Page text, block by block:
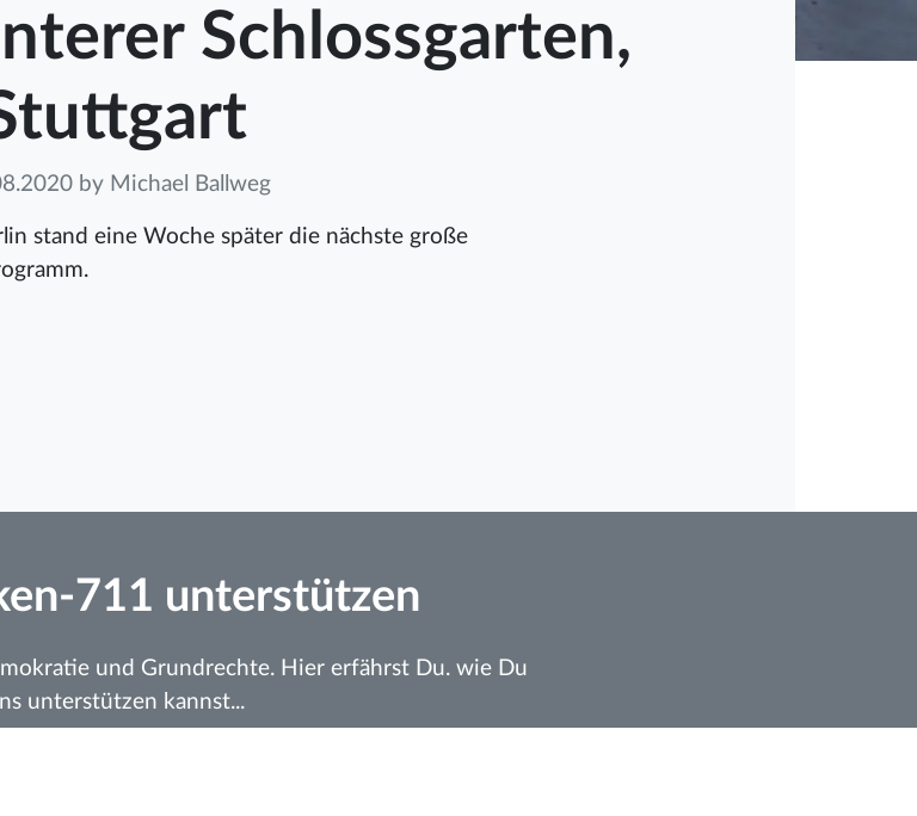
Schlossgarten,
by Michael Ballweg
stand eine Woche später die nächste große
711 unterstützen
und Grundrechte. Hier erfährst Du. wie Du
unterstützen kannst...